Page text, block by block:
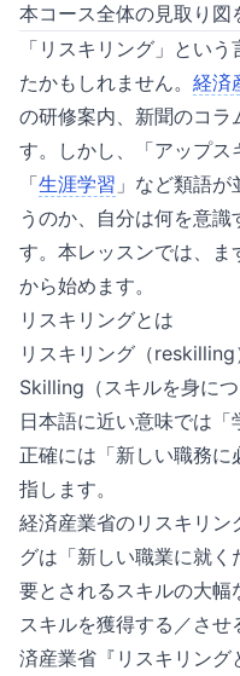
本コース全体の見取り図
「リスキリング」とい
たかもしれません。 経済
の研修案内、新聞のコ
す。しかし、「アップス
「生涯学習 」など類語
うのか、自分は何を意
す。本レッスンでは、ま
から始めます。
リスキリングとは
リスキリング（
Skilling（スキルを身に
日本語に近い意味では「
正確には「新しい職務
指します。
経済産業省のリスキリン
グは「新しい職業に就
要とされるスキルの大幅
スキルを獲得する／さ
済産業省『リスキリン